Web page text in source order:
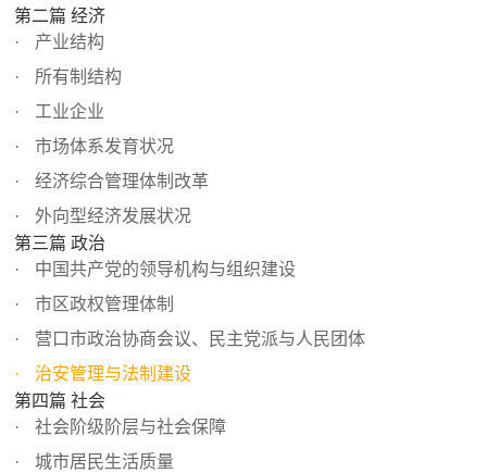
第二篇 经济
产业结构
所有制结构
工业企业
市场体系发育状况
经济综合管理体制改革
外向型经济发展状况
第三篇 政治
中国共产党的领导机构与组织建设
市区政权管理体制
营口市政治协商会议、民主党派与人民团体
治安管理与法制建设
第四篇 社会
社会阶级阶层与社会保障
城市居民生活质量